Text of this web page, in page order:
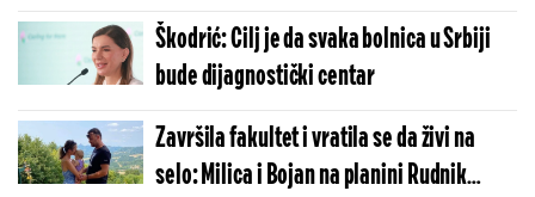
Škodrić: Cilj je da svaka bolnica u Srbiji
bude dijagnostički centar
Završila fakultet i vratila se da živi na
selo: Milica i Bojan na planini Rudnik